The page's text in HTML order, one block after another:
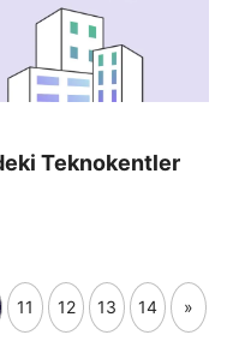
Teknokentler
11 12 13 14 »